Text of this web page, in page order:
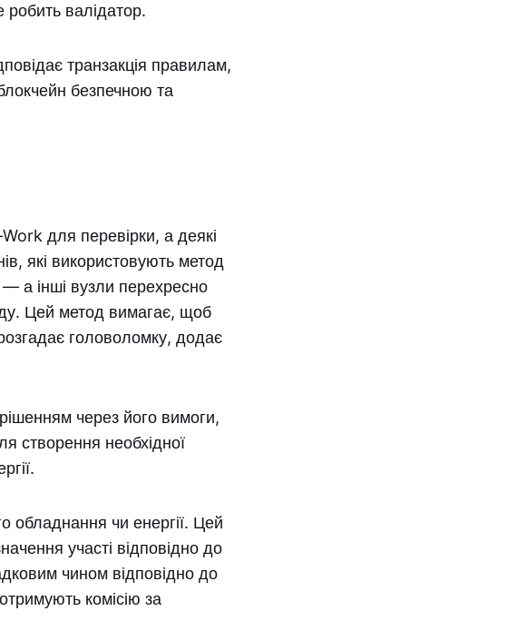
робить валідатор.
транзакція правилам,
безпечною та
для перевірки, а деякі
які використовують метод
— а інші вузли перехресно
Цей метод вимагає, щоб
головоломку, додає
через його вимоги,
створення необхідної
обладнання чи енергії. Цей
участі відповідно до
чином відповідно до
комісію за